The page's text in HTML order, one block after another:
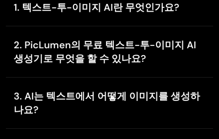
Very good application to do whatever…
Amazing work!
Amazing work!! Love it already made some art and
people love will be making more!
1. 텍스트-투-이미지 AI란 무엇인가요?
텍스트-투-이미지 AI는 글로 된 설명을 멋진 이미지로
스트 설명을 입력하면, 이를 분석해 이미지에 필요한 시
각 요소로 변환합니다.
2. PicLumen의 무료 텍스트-투-이미지 AI
생성기로 무엇을 할 수 있나요?
우리의 AI 생성기를 사용하면 텍스트만으로도 손쉽게 뛰
페인팅,아웃페인팅,업스케일링같은 편집 도구를 제공해
이미지를 완성도 높게 다듬을 수 있습니다. 맞춤 아트 제
3. AI는 텍스트에서 어떻게 이미지를 생성하
나요?
PicLumen의 무료 AI 이미지 생성기는 강력한 대규모 언